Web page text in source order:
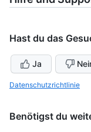
Hast du das
Ja
Datenschutzrichtlinie
Benötigst du